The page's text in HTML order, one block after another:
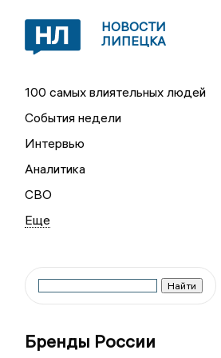
НОВОСТИ
ЛИПЕЦКА
100 самых влиятельных людей
События недели
Интервью
Аналитика
СВО
Бренды России